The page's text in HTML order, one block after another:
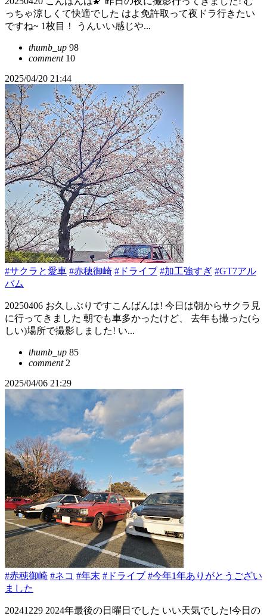
っちゃ涼しくて快適でした はよ免許取って夜ドラ行きたい
ですね~ 1枚目！ うんいい感じや...
thumb_up 98
comment10
2025/04/20 21:44
#サクラと愛車 #赤穂御崎 #ドライブ #加工強すぎ #GT7アル
バム
20250406 お久しぶりですこんばんは! 今日は朝からサクラ見
に行ってきました 朝でも車多かったけど、 去年も撮った(ら
しい)場所で撮影しました! い...
thumb_up 85
comment2
2025/04/06 21:29
#赤穂御崎 #ネコ #年末 #ドライブ #今年1年ありがとうござい
ました
20241229 2024年最後の日曜日でした いい天気でした!今日の